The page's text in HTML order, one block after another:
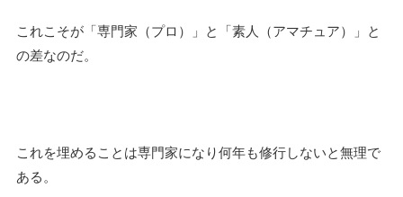
これこそが「専門家（プロ）」と「素人（アマチュア）」と
の差なのだ。
これを埋めることは専門家になり何年も修行しないと無理で
ある。